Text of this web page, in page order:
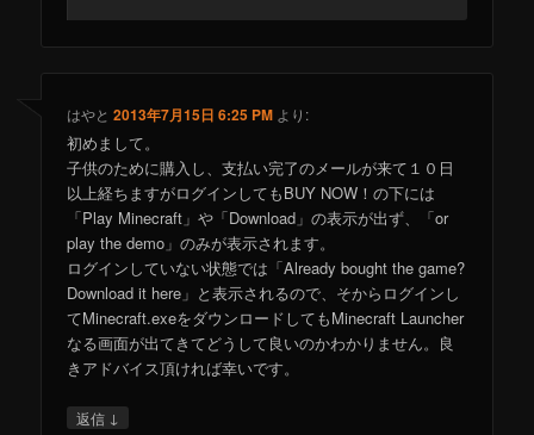
はやと 2013年7月15日 6:25 PM より:
初めまして。
子供のために購入し、支払い完了のメールが来て１０日
以上経ちますがログインしてもBUY NOW！の下には
「Play Minecraft」や「Download」の表示が出ず、「or
play the demo」のみが表示されます。
ログインしていない状態では「Already bought the game?
Download it here」と表示されるので、そからログインし
てMinecraft.exeをダウンロードしてもMinecraft Launcher
なる画面が出てきてどうして良いのかわかりません。良
きアドバイス頂ければ幸いです。
返信 ↓